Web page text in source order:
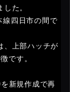
た。
線四日市の間で
、上部ハッチが
です。
新規作成で再